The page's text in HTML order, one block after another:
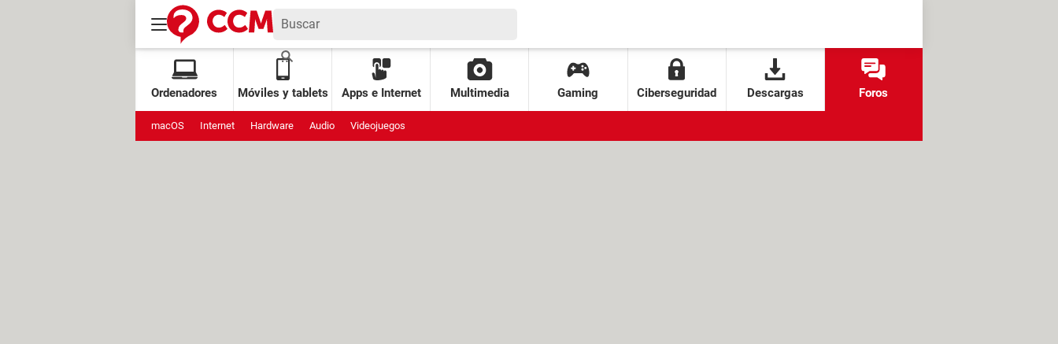
Ordenadores Móviles y tablets Apps e Internet Multimedia Gaming Ciberseguridad Descargas Foros
macOS Internet Hardware Audio Videojuegos